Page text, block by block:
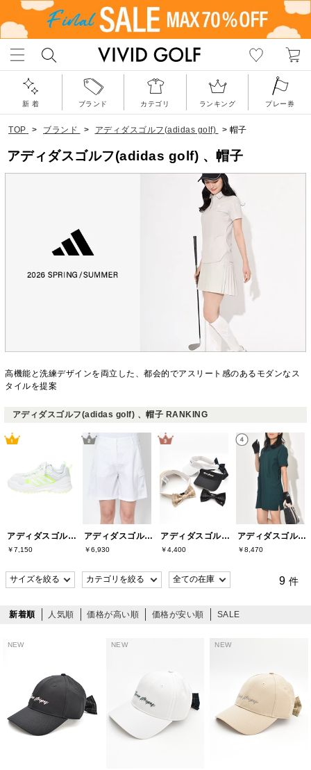
新 着 ブランド カテゴリ ランキング プレー券
TOP > ブランド > アディダスゴルフ(adidas golf) > 帽子
アディダスゴルフ(adidas golf) 、帽子
高機能と洗練デザインを両立した、都会的でアスリート感のあるモダンなス
タイルを提案
アディダスゴルフ(adidas golf) 、帽子 RANKING
アディダスゴルフ(adidas golf)
￥7,150
アディダスゴルフ(adidas golf)
￥6,930
アディダスゴルフ(adidas golf)
￥4,400
アディダスゴルフ(adidas golf)
￥8,470
9 件
新着順 人気順 価格が高い順 価格が安い順 SALE
NEW NEW NEW